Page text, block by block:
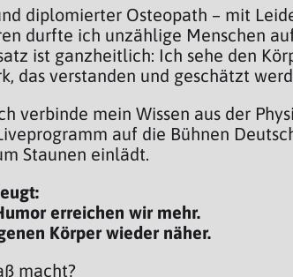
diplomierter Osteopath – mit
durfte ich unzählige Menschen
ist ganzheitlich: Ich sehe den
das verstanden und geschätzt
verbinde mein Wissen aus der
auf die Bühnen
Staunen einlädt.
erreichen wir mehr.
Körper wieder näher.
macht?